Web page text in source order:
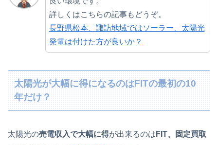
詳しくはこちらの記事もどうぞ。
長野県松本、諏訪地域ではソーラー、太陽光
発電は付けた方が良いか？
太陽光が大幅に得になるのはFITの最初の10
年だけ？
太陽光の売電収入で大幅に得が出来るのは FIT、固定買取